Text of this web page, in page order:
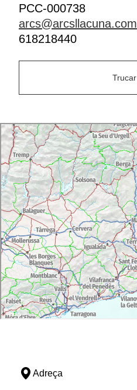
PCC-000738
arcs@arcsllacuna.com
618218440
Trucar
Adreça